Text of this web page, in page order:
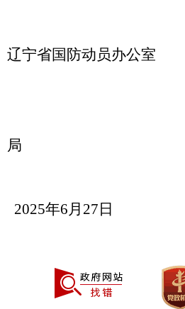
辽宁省国防动员办公室
局
2025年6月 27 日